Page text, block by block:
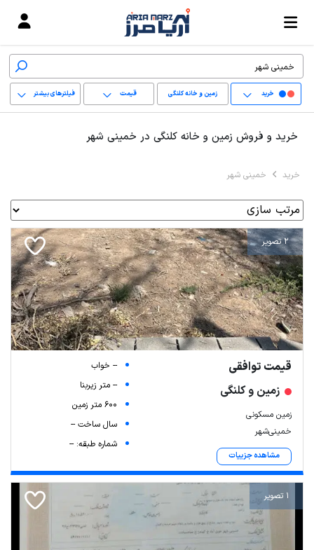
خرید زمین و خانه کلنگی قیمت فیلترهای بیشتر
خرید و فروش زمین و خانه کلنگی در خمینی شهر
خرید خمینی شهر
2 تصویر
قیمت توافقی
زمین و کلنگی
زمین مسکونی
خمینی‌شهر
مشاهده جزییات
-- خواب
-- متر زیربنا
600 متر زمین
سال ساخت --
شماره طبقه: --
1 تصویر